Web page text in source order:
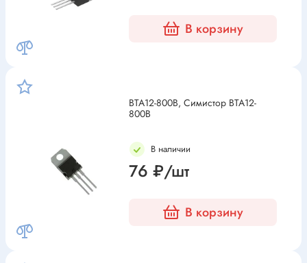
В корзину
BTA12-800B, Симистор BTA12-
800B
В наличии
76 ₽/шт
В корзину